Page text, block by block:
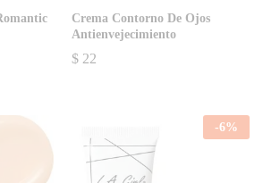
Crema Contorno De Ojos
Antienvejecimiento
$ 22
-6%